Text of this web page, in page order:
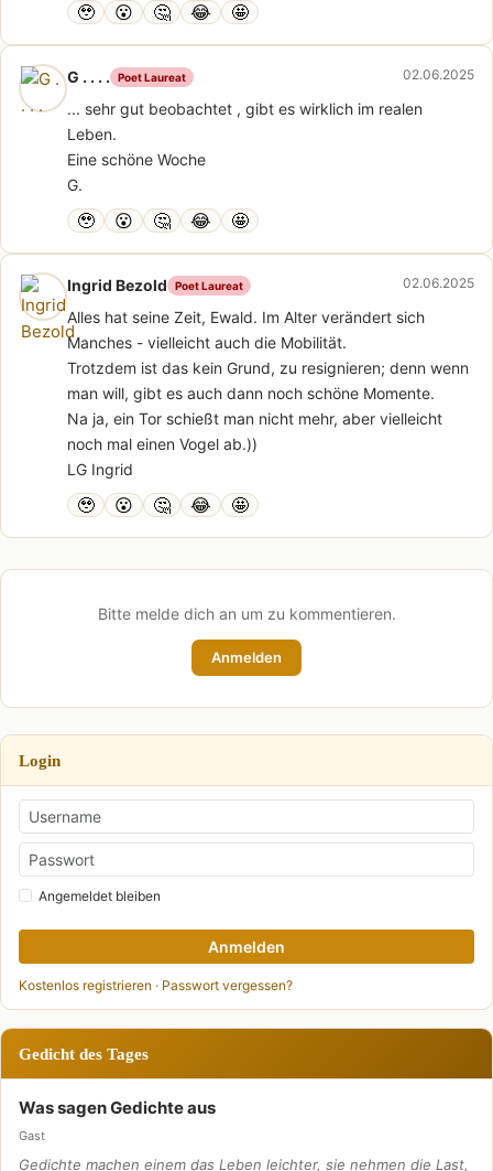
🥹 😮 🤔 😂 🤩
G . . . . Poet Laureat 02.06.2025
... sehr gut beobachtet , gibt es wirklich im realen
Leben.
Eine schöne Woche
G.
🥹 😮 🤔 😂 🤩
Ingrid Bezold Poet Laureat 02.06.2025
Alles hat seine Zeit, Ewald. Im Alter verändert sich
Manches - vielleicht auch die Mobilität.
Trotzdem ist das kein Grund, zu resignieren; denn wenn
man will, gibt es auch dann noch schöne Momente.
Na ja, ein Tor schießt man nicht mehr, aber vielleicht
noch mal einen Vogel ab.))
LG Ingrid
🥹 😮 🤔 😂 🤩
Bitte melde dich an um zu kommentieren.
Anmelden
Login
Angemeldet bleiben
Anmelden
Kostenlos registrieren · Passwort vergessen?
Gedicht des Tages
Was sagen Gedichte aus
Gast
Gedichte machen einem das Leben leichter, sie nehmen die Last,